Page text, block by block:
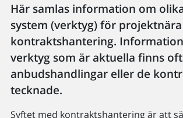
Här samlas information om
system (verktyg) för projektnära
kontraktshantering.
verktyg som är aktuella finns
anbudshandlingar eller de
tecknade.
Syftet med kontraktshantering är att